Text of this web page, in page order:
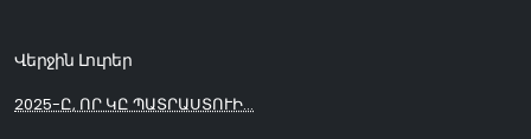
Վերջին Լուրեր
2025-Ը, ՈՐ ԿԸ ՊԱՏՐԱՍՏՈՒԻ...